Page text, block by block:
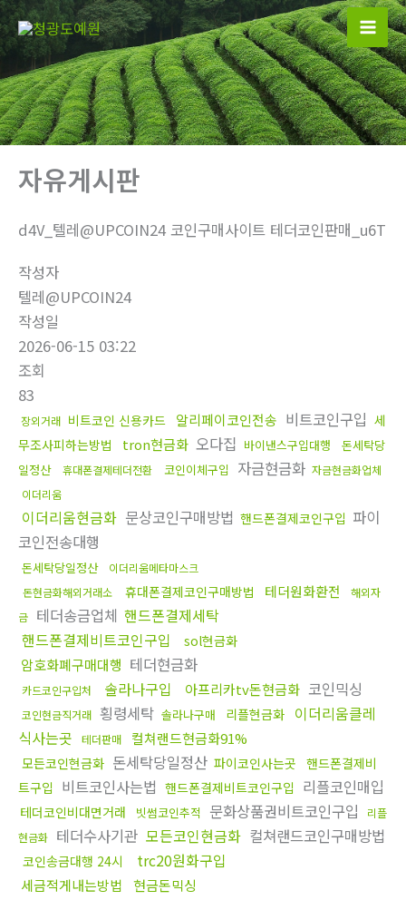
콘
텐
츠
로
건
너
자유게시판
d4V_텔레@UPCOIN24 코인구매사이트 테더코인판매_u6T
작성자
텔레@UPCOIN24
작성일
2026-06-15 03:22
조회
83
장외거래 비트코인 신용카드 알리페이코인전송 비트코인구입 세
무조사피하는방법
tron현금화 오다집 바이낸스구입대행
돈세탁당
일정산
휴대폰결제테더전환 코인이체구입 자금현금화 자금현금화업체
이더리움
이더리움현금화 문상코인구매방법 핸드폰결제코인구입 파이
코인전송대행
돈세탁당일정산
이더리움메타마스크
돈현금화해외거래소
휴대폰결제코인구매방법 테더원화환전
해외자
금 테더송금업체 핸드폰결제세탁
핸드폰결제비트코인구입
sol현금화
암호화폐구매대행 테더현금화
카드코인구입처 솔라나구입 아프리카tv돈현금화 코인믹싱
코인현금직거래 횡령세탁 솔라나구매 리플현금화 이더리움클레
식사는곳
테더판매 컬쳐랜드현금화91%
모든코인현금화 돈세탁당일정산 파이코인사는곳 핸드폰결제비
트구입 비트코인사는법 핸드폰결제비트코인구입 리플코인매입
테더코인비대면거래 빗썸코인추적 문화상품권비트코인구입
리플
현금화 테더수사기관 모든코인현금화 컬쳐랜드코인구매방법
코인송금대행 24시 trc20원화구입
세금적게내는방법 현금돈믹싱